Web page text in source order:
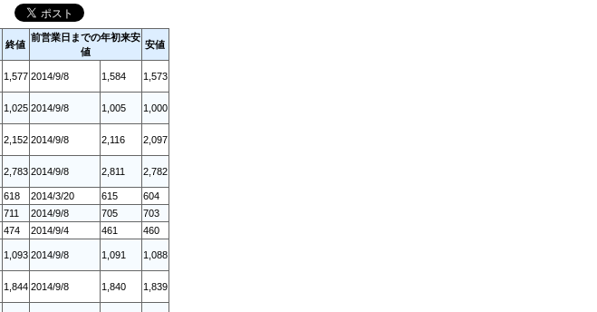
終値
前営業日までの年初来安
値
安値
1,577 2014/9/8 1,584 1,573
1,025 2014/9/8 1,005 1,000
2,152 2014/9/8 2,116 2,097
2,783 2014/9/8 2,811 2,782
618 2014/3/20 615
604
711 2014/9/8 705
703
474 2014/9/4 461 460
1,093 2014/9/8 1,091 1,088
1,844 2014/9/8 1,840 1,839